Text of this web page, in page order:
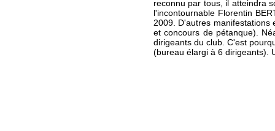
reconnu par tous, il atteindra
l'incontournable Florentin
2009. D'autres manifestations
et concours de pétanque).
dirigeants du club. C'est
(bureau élargi à 6 dirigeants).